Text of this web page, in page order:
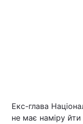
Екс-глава
не має наміру